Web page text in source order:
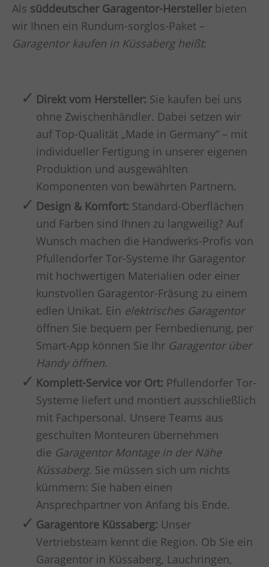
Als süddeutscher Garagentor-Herstellerbieten
wir Ihnen ein Rundum-sorglos-Paket –
Garagentor kaufen in Küssaberg heißt:
Direkt vom Hersteller: Sie kaufen bei uns
ohne Zwischenhändler. Dabei setzen wir
auf Top-Qualität „Made in Germany“ – mit
individueller Fertigung in unserer eigenen
Produktion und ausgewählten
Komponenten von bewährten Partnern.
Design & Komfort: Standard-Oberflächen
und Farben sind Ihnen zu langweilig? Auf
Wunsch machen die Handwerks-Profis von
Pfullendorfer Tor-Systeme Ihr Garagentor
mit hochwertigen Materialien oder einer
kunstvollen Garagentor-Fräsung zu einem
edlen Unikat. Ein elektrisches Garagentor
öffnen Sie bequem per Fernbedienung, per
Smart-App können Sie Ihr Garagentor über
Handy öffnen.
Komplett-Service vor Ort: Pfullendorfer Tor-
Systeme liefert und montiert ausschließlich
mit Fachpersonal. Unsere Teams aus
geschulten Monteuren übernehmen
die Garagentor Montage in der Nähe
Küssaberg. Sie müssen sich um nichts
kümmern: Sie haben einen
Ansprechpartner von Anfang bis Ende.
Garagentore Küssaberg: Unser
Vertriebsteam kennt die Region. Ob Sie ein
Garagentor in Küssaberg, Lauchringen,